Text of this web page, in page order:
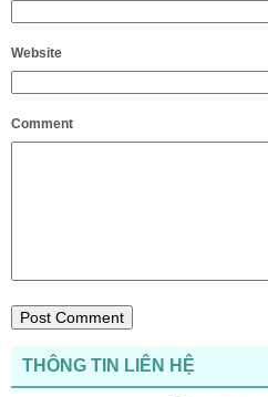
Website
Comment
THÔNG TIN LIÊN HỆ